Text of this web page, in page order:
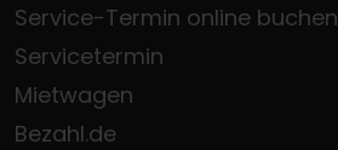
Service-Termin online buchen
Servicetermin
Mietwagen
Bezahl.de